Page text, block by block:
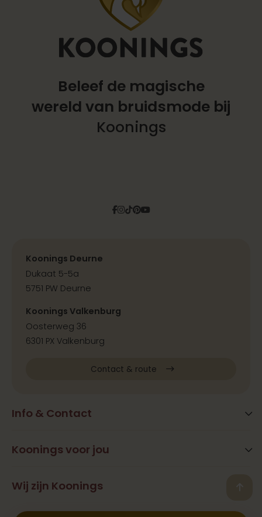
Beleef de magische
wereld van bruidsmode bij
Koonings
Facebook
Instagram
Tiktok
Pinterest
YouTube
Info & Contact
FAQ
Vestigingen
Koonings voor jou
Beauty
Wij zijn Koonings
Koonings Deurne
Dukaat 5-5a
5751 PW Deurne
Koonings Valkenburg
Oosterweg 36
6301 PX Valkenburg
Contact & route